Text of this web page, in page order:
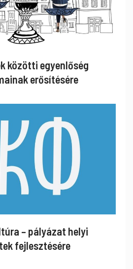
közötti egyenlőség
erősítésére
– pályázat helyi
fejlesztésére